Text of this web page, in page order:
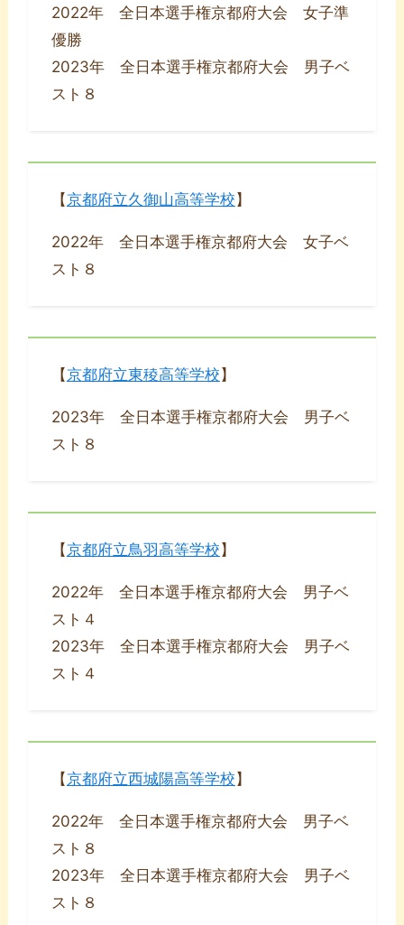
2022年 全日本選手権京都府大会 女子準
優勝
2023年 全日本選手権京都府大会 男子ベ
スト８
【京都府立久御山高等学校 】
2022年 全日本選手権京都府大会 女子ベ
スト８
【京都府立東稜高等学校 】
2023年 全日本選手権京都府大会 男子ベ
スト８
【京都府立鳥羽高等学校 】
2022年 全日本選手権京都府大会 男子ベ
スト４
2023年 全日本選手権京都府大会 男子ベ
スト４
【京都府立西城陽高等学校 】
2022年 全日本選手権京都府大会 男子ベ
スト８
2023年 全日本選手権京都府大会 男子ベ
スト８